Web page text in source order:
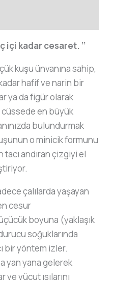
içi kadar cesaret. ’’
kuşu ünvanına sahip,
hafif ve narin bir
ya da figür olarak
cüssede en büyük
bulundurmak
o minicik formunu
tacı andıran çizgiyi el
çalılarda yaşayan
cesur
boyuna (yaklaşık
soğuklarında
bir yöntem izler.
yan yana gelerek
vücut ısılarını